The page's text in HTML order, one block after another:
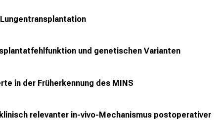
und genetischen Varianten
in der Früherkennung des MINS
relevanter in-vivo-Mechanismus postoperativer